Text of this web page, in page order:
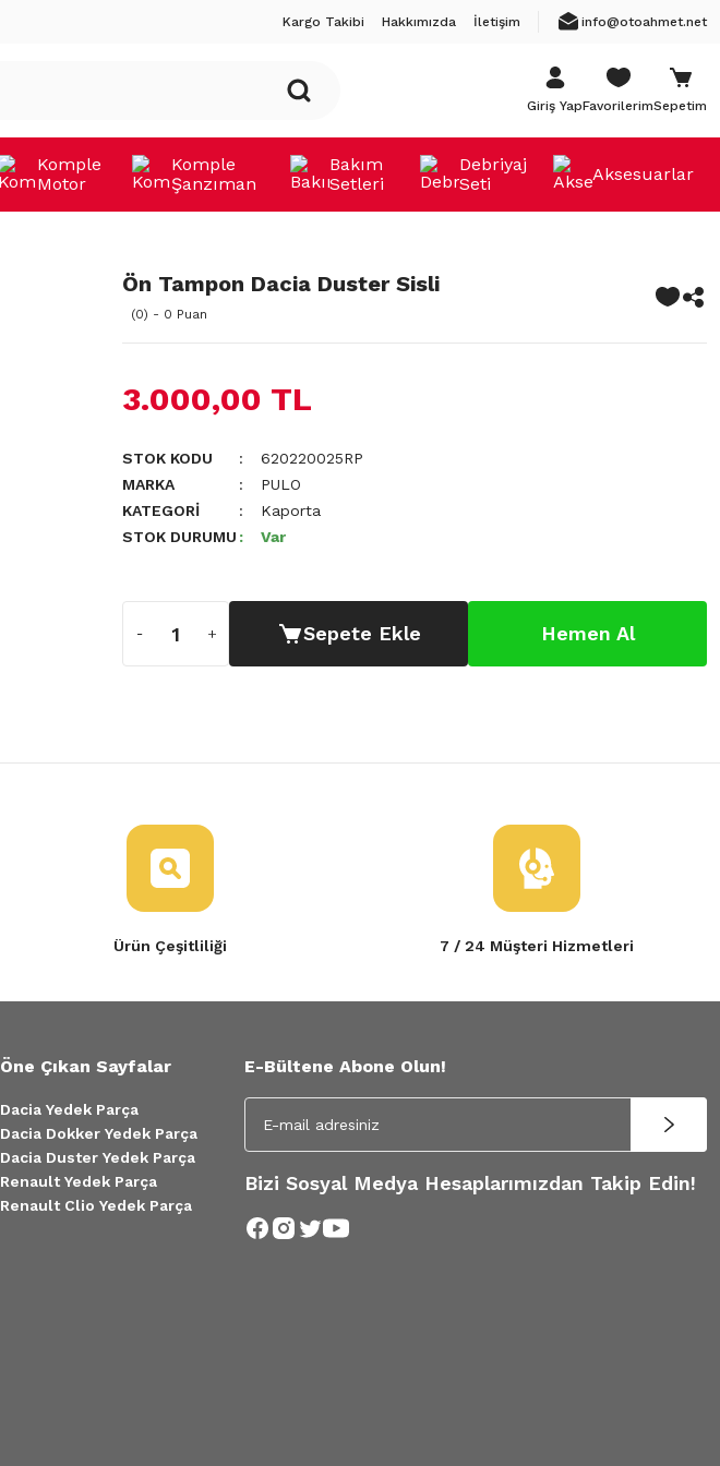
Kargo Takibi Hakkımızda İletişim info@otoahmet.net
Giriş YapFavorilerimSepetim
Komple
Motor
Komple
Şanzıman
Bakım
Setleri
Debriyaj
Seti
Aksesuarlar
Ön Tampon Dacia Duster Sisli
(0) - 0 Puan
3.000,00 TL
STOK KODU
620220025RP
MARKA
PULO
KATEGORI
Kaporta
STOK DURUMU
Var
Sepete Ekle Hemen Al
Ürün Çeşitliliği 7 / 24 Müşteri Hizmetleri
Öne Çıkan Sayfalar
Dacia Yedek Parça
Dacia Dokker Yedek Parça
Dacia Duster Yedek Parça
Renault Yedek Parça
Renault Clio Yedek Parça
E-Bültene Abone Olun!
Bizi Sosyal Medya Hesaplarımızdan Takip Edin!